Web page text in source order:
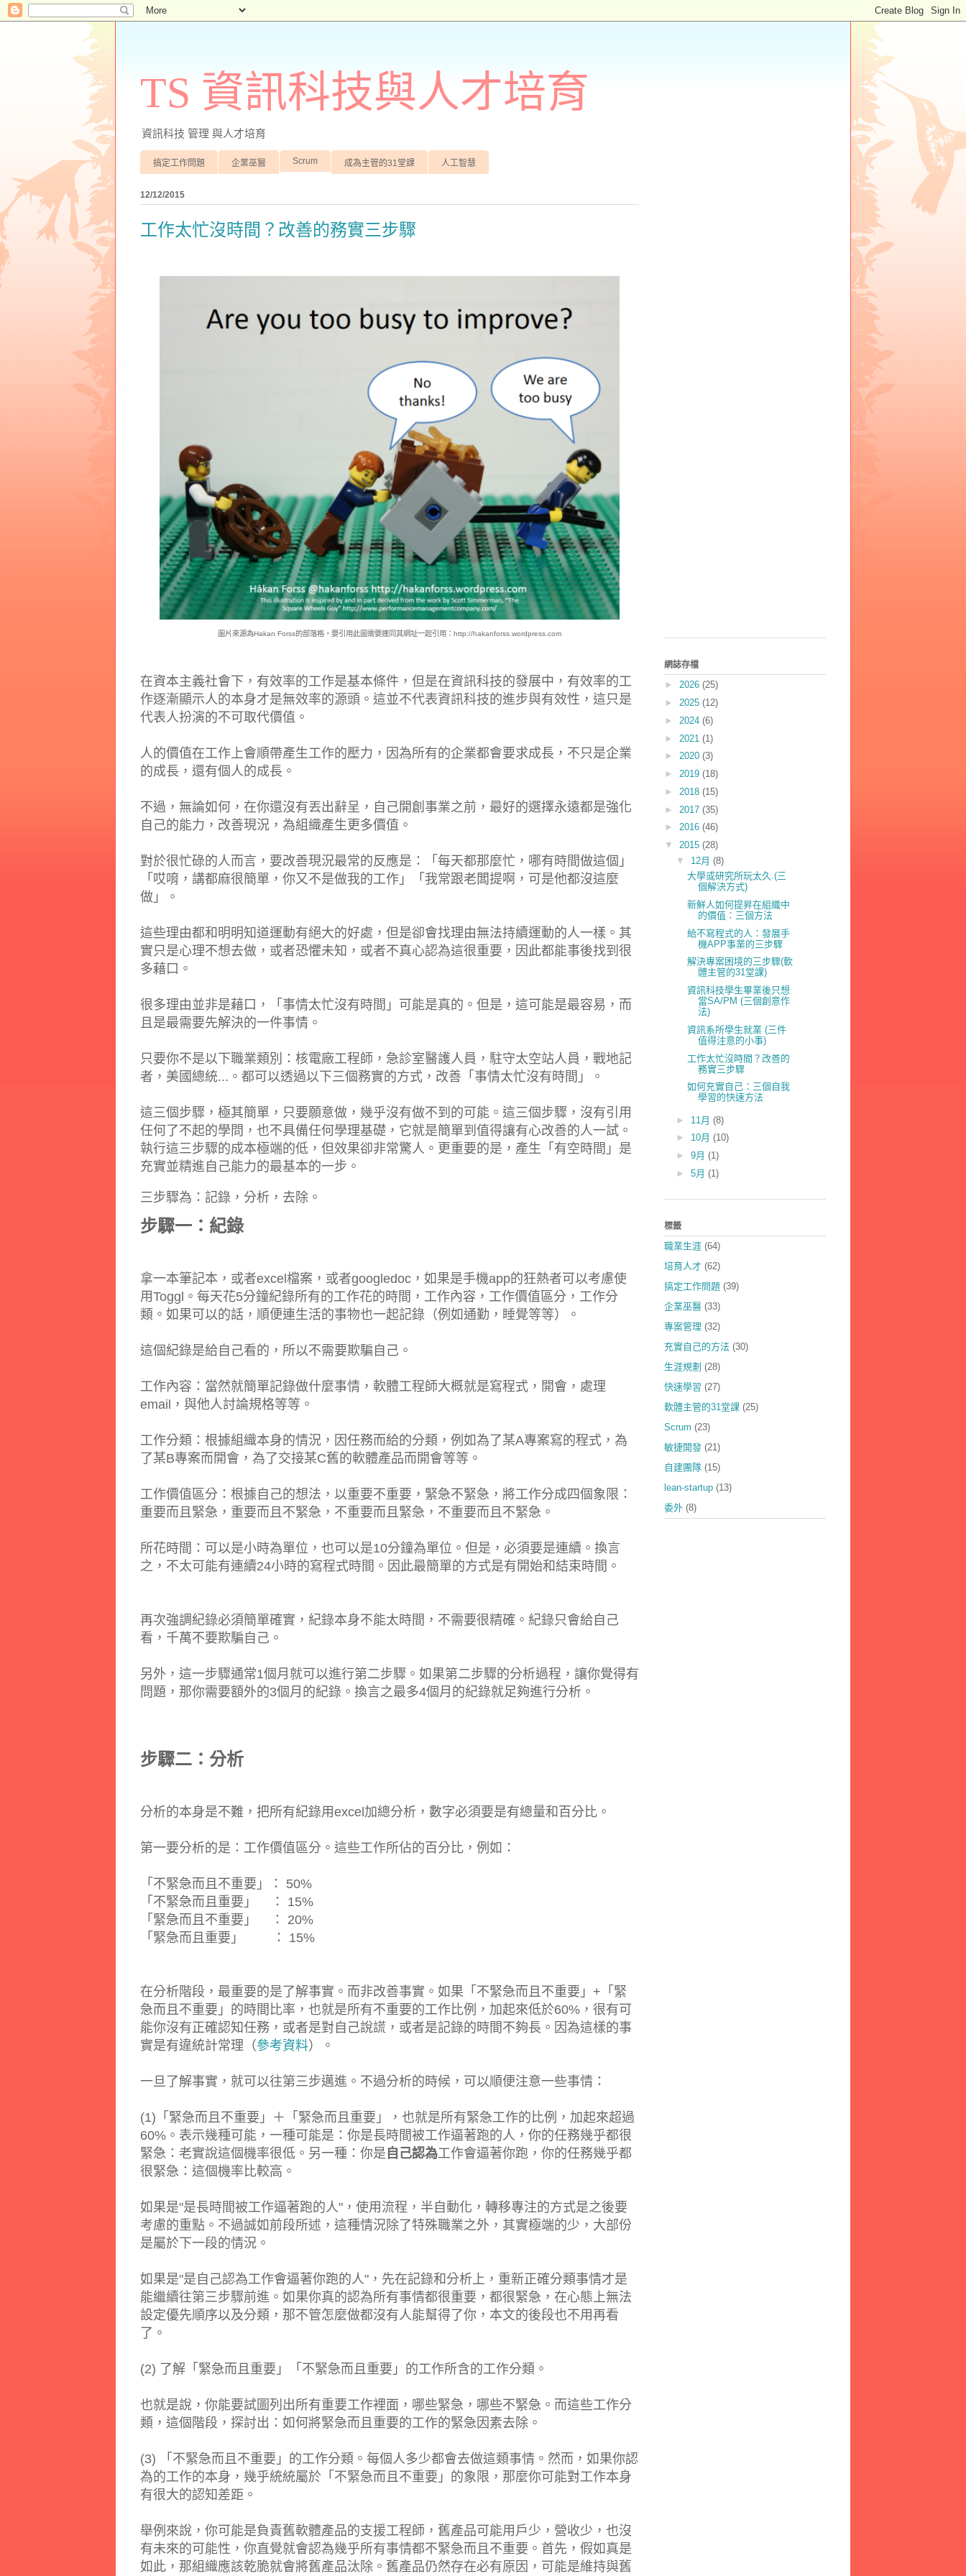
TS 資訊科技與人才培育
資訊科技 管理 與人才培育
搞定工作問題 企業巫醫 Scrum 成為主管的31堂課 人工智慧
12/12/2015
工作太忙沒時間？改善的務實三步驟
圖片來源為Hakan Forss的部落格，要引用此圖需要連同其網址一起引用：http://hakanforss.wordpress.com
在資本主義社會下，有效率的工作是基本條件，但是在資訊科技的發展中，有效率的工
作逐漸顯示人的本身才是無效率的源頭。這並不代表資訊科技的進步與有效性，這只是
代表人扮演的不可取代價值。
人的價值在工作上會順帶產生工作的壓力，因為所有的企業都會要求成長，不只是企業
的成長，還有個人的成長。
不過，無論如何，在你還沒有丟出辭呈，自己開創事業之前，最好的選擇永遠都是強化
自己的能力，改善現況，為組織產生更多價值。
對於很忙碌的人而言，要改善現況最常的反應是：「每天都那麼忙，哪有時間做這個」
「哎唷，講都麻很簡單，你又不是做我的工作」「我常跟老闆提啊，可是他都沒這麼
做」。
這些理由都和明明知道運動有絕大的好處，但是卻會找理由無法持續運動的人一樣。其
實只是心理不想去做，或者恐懼未知，或者不真心認為這很重要，因此都能事後找到很
多藉口。
很多理由並非是藉口，「事情太忙沒有時間」可能是真的。但是，這可能是最容易，而
且是最需要先解決的一件事情。
只要你不是以下職業類別：核電廠工程師，急診室醫護人員，駐守太空站人員，戰地記
者，美國總統... 。都可以透過以下三個務實的方式，改善「事情太忙沒有時間」。
這三個步驟，極其簡單，只要願意做，幾乎沒有做不到的可能。這三個步驟，沒有引用
任何了不起的學問，也不具備任何學理基礎，它就是簡單到值得讓有心改善的人一試。
執行這三步驟的成本極端的低，但效果卻非常驚人。更重要的是，產生「有空時間」是
充實並精進自己能力的最基本的一步。
三步驟為：記錄，分析，去除。
步驟一：紀錄
拿一本筆記本，或者excel檔案，或者googledoc，如果是手機app的狂熱者可以考慮使
用Toggl。每天花5分鐘紀錄所有的工作花的時間，工作內容，工作價值區分，工作分
類。如果可以的話，順便連生活的事物也一起記錄（例如通勤，睡覺等等）。
這個紀錄是給自己看的，所以不需要欺騙自己。
工作內容：當然就簡單記錄做什麼事情，軟體工程師大概就是寫程式，開會，處理
email，與他人討論規格等等。
工作分類：根據組織本身的情況，因任務而給的分類，例如為了某A專案寫的程式，為
了某B專案而開會，為了交接某C舊的軟體產品而開會等等。
工作價值區分：根據自己的想法，以重要不重要，緊急不緊急，將工作分成四個象限：
重要而且緊急，重要而且不緊急，不重要而且緊急，不重要而且不緊急。
所花時間：可以是小時為單位，也可以是10分鐘為單位。但是，必須要是連續。換言
之，不太可能有連續24小時的寫程式時間。因此最簡單的方式是有開始和結束時間。
再次強調紀錄必須簡單確實，紀錄本身不能太時間，不需要很精確。紀錄只會給自己
看，千萬不要欺騙自己。
另外，這一步驟通常1個月就可以進行第二步驟。如果第二步驟的分析過程，讓你覺得有
問題，那你需要額外的3個月的紀錄。換言之最多4個月的紀錄就足夠進行分析。
步驟二：分析
分析的本身是不難，把所有紀錄用excel加總分析，數字必須要是有總量和百分比。
第一要分析的是：工作價值區分。這些工作所佔的百分比，例如：
「不緊急而且不重要」： 50%
「不緊急而且重要」 ： 15%
「緊急而且不重要」 ： 20%
「緊急而且重要」 ： 15%
在分析階段，最重要的是了解事實。而非改善事實。如果「不緊急而且不重要」+「緊
急而且不重要」的時間比率，也就是所有不重要的工作比例，加起來低於60%，很有可
能你沒有正確認知任務，或者是對自己說謊，或者是記錄的時間不夠長。因為這樣的事
實是有違統計常理（參考資料）。
一旦了解事實，就可以往第三步邁進。不過分析的時候，可以順便注意一些事情：
(1)「緊急而且不重要」＋「緊急而且重要」，也就是所有緊急工作的比例，加起來超過
60%。表示幾種可能，一種可能是：你是長時間被工作逼著跑的人，你的任務幾乎都很
緊急：老實說這個機率很低。另一種：你是 自己認為工作會逼著你跑，你的任務幾乎都
很緊急：這個機率比較高。
如果是"是長時間被工作逼著跑的人"，使用流程，半自動化，轉移專注的方式是之後要
考慮的重點。不過誠如前段所述，這種情況除了特殊職業之外，其實極端的少，大部份
是屬於下一段的情況。
如果是"是自己認為工作會逼著你跑的人"，先在記錄和分析上，重新正確分類事情才是
能繼續往第三步驟前進。如果你真的認為所有事情都很重要，都很緊急，在心態上無法
設定優先順序以及分類，那不管怎麼做都沒有人能幫得了你，本文的後段也不用再看
了。
(2) 了解「緊急而且重要」「不緊急而且重要」的工作所含的工作分類。
也就是說，你能要試圖列出所有重要工作裡面，哪些緊急，哪些不緊急。而這些工作分
類，這個階段，探討出：如何將緊急而且重要的工作的緊急因素去除。
(3) 「不緊急而且不重要」的工作分類。每個人多少都會去做這類事情。然而，如果你認
為的工作的本身，幾乎統統屬於「不緊急而且不重要」的象限，那麼你可能對工作本身
有很大的認知差距。
舉例來說，你可能是負責舊軟體產品的支援工程師，舊產品可能用戶少，營收少，也沒
有未來的可能性，你直覺就會認為幾乎所有事情都不緊急而且不重要。首先，假如真是
如此，那組織應該乾脆就會將舊產品汰除。舊產品仍然存在必有原因，可能是維持與舊
網誌存檔
► 2026 (25)
► 2025 (12)
► 2024 (6)
► 2021 (1)
► 2020 (3)
► 2019 (18)
► 2018 (15)
► 2017 (35)
► 2016 (46)
▼ 2015 (28)
▼ 12月 (8)
大學或研究所玩太久.(三
個解決方式)
新鮮人如何提昇在組織中
的價值：三個方法
給不寫程式的人：發展手
機APP事業的三步驟
解決專案困境的三步驟(軟
體主管的31堂課)
資訊科技學生畢業後只想
當SA/PM (三個創意作
法)
資訊系所學生就業 (三件
值得注意的小事)
工作太忙沒時間？改善的
務實三步驟
如何充實自己：三個自我
學習的快速方法
► 11月 (8)
► 10月 (10)
► 9月 (1)
► 5月 (1)
標籤
職業生涯 (64)
培育人才 (62)
搞定工作問題 (39)
企業巫醫 (33)
專案管理 (32)
充實自己的方法 (30)
生涯規劃 (28)
快速學習 (27)
軟體主管的31堂課 (25)
Scrum (23)
敏捷開發 (21)
自建團隊 (15)
lean-startup (13)
委外 (8)